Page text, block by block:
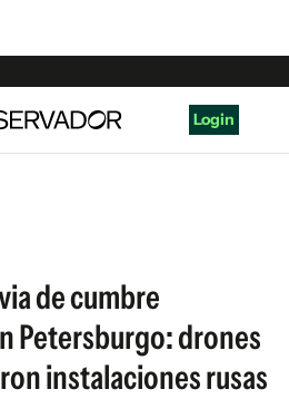
Login
de cumbre
Petersburgo: drones
instalaciones rusas